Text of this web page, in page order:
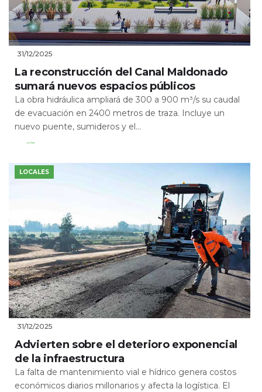
31/12/2025
La reconstrucción del Canal Maldonado
sumará nuevos espacios públicos
La obra hidráulica ampliará de 300 a 900 m³/s su caudal
de evacuación en 2400 metros de traza. Incluye un
nuevo puente, sumideros y el...
Leer Más
LOCALES
31/12/2025
Advierten sobre el deterioro exponencial
de la infraestructura
La falta de mantenimiento vial e hídrico genera costos
económicos diarios millonarios y afecta la logística. El